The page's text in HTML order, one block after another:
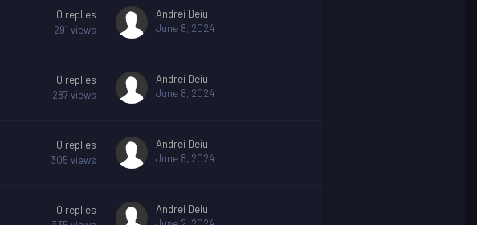
0 replies
291 views
Andrei Deiu
June 8, 2024
0 replies
287views
Andrei Deiu
June 8, 2024
0 replies
305 views
Andrei Deiu
June 8, 2024
0 replies
Andrei Deiu